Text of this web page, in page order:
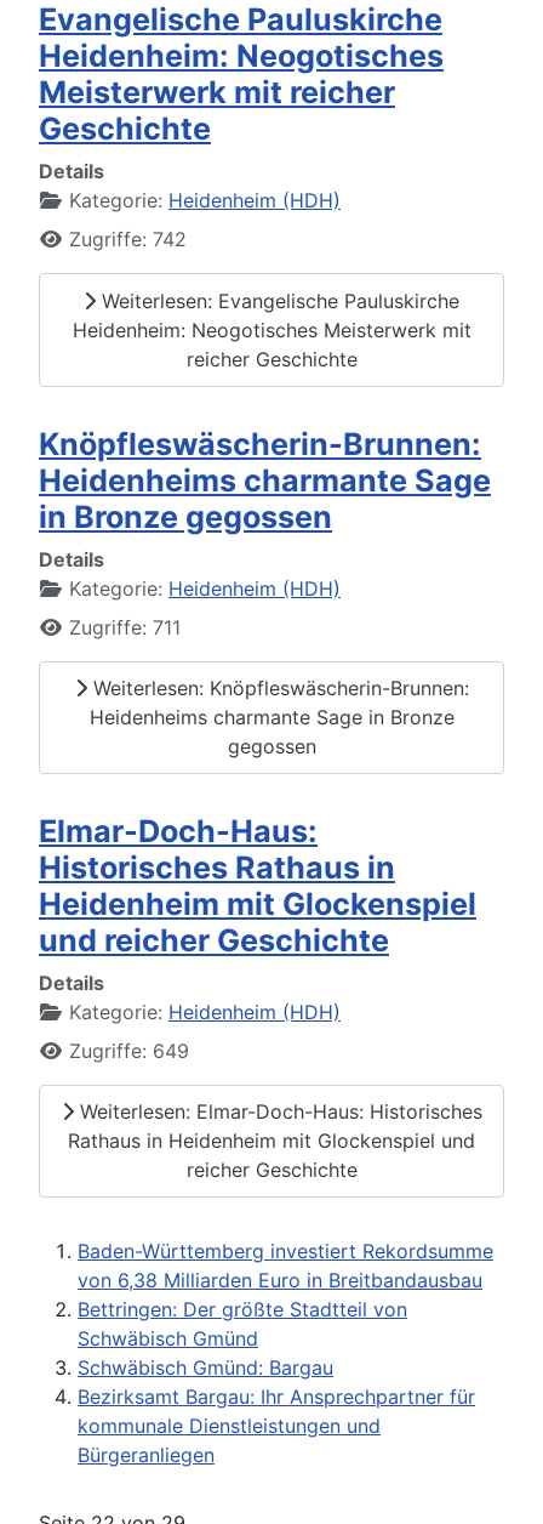
Evangelische Pauluskirche
Heidenheim: Neogotisches
Meisterwerk mit reicher
Geschichte
Details
Kategorie: Heidenheim (HDH)
Zugriffe: 742
Weiterlesen: Evangelische Pauluskirche
Heidenheim: Neogotisches Meisterwerk mit
reicher Geschichte
Knöpfleswäscherin-Brunnen:
Heidenheims charmante Sage
in Bronze gegossen
Details
Kategorie: Heidenheim (HDH)
Zugriffe: 711
Weiterlesen: Knöpfleswäscherin-Brunnen:
Heidenheims charmante Sage in Bronze
gegossen
Elmar-Doch-Haus:
Historisches Rathaus in
Heidenheim mit Glockenspiel
und reicher Geschichte
Details
Kategorie: Heidenheim (HDH)
Zugriffe: 649
Weiterlesen: Elmar-Doch-Haus: Historisches
Rathaus in Heidenheim mit Glockenspiel und
reicher Geschichte
Baden-Württemberg investiert Rekordsumme
von 6,38 Milliarden Euro in Breitbandausbau
Bettringen: Der größte Stadtteil von
Schwäbisch Gmünd
Schwäbisch Gmünd: Bargau
Bezirksamt Bargau: Ihr Ansprechpartner für
kommunale Dienstleistungen und
Bürgeranliegen